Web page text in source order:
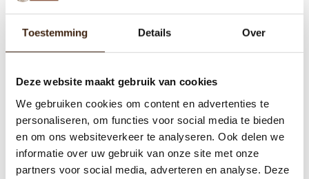
Toestemming Details Over
Deze website maakt gebruik van cookies
We gebruiken cookies om content en advertenties te
personaliseren, om functies voor social media te bieden
en om ons websiteverkeer te analyseren. Ook delen we
informatie over uw gebruik van onze site met onze
partners voor social media, adverteren en analyse. Deze